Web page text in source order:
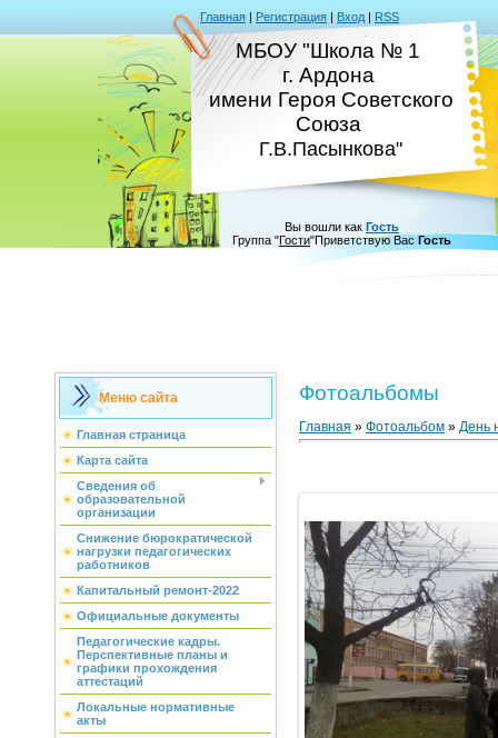
Главная | Регистрация | Вход | RSS
МБОУ "Школа № 1
г. Ардона
имени Героя Советского
Союза
Г.В.Пасынкова"
Вы вошли как Гость
Группа "Гости"Приветствую Вас Гость
Меню сайта
Главная страница
Карта сайта
Сведения об
образовательной
организации
Снижение бюрократической
нагрузки педагогических
работников
Капитальный ремонт-2022
Официальные документы
Педагогические кадры.
Перспективные планы и
графики прохождения
аттестаций
Локальные нормативные
акты
Фотоальбомы
Главная » Фотоальбом » День